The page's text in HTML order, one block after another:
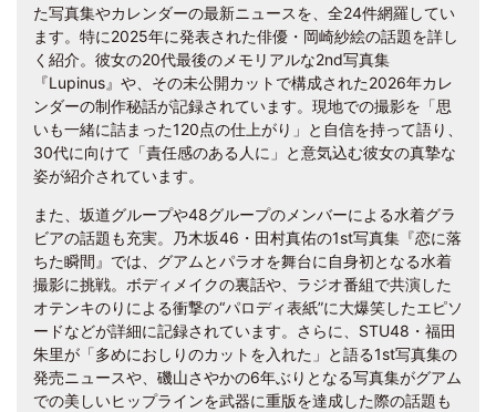
た写真集やカレンダーの最新ニュースを、全24件網羅してい
ます。特に2025年に発表された俳優・岡崎紗絵の話題を詳し
く紹介。彼女の20代最後のメモリアルな2nd写真集
『Lupinus』や、その未公開カットで構成された2026年カレ
ンダーの制作秘話が記録されています。現地での撮影を「思
いも一緒に詰まった120点の仕上がり」と自信を持って語り、
30代に向けて「責任感のある人に」と意気込む彼女の真摯な
姿が紹介されています。
また、坂道グループや48グループのメンバーによる水着グラ
ビアの話題も充実。乃木坂46・田村真佑の1st写真集『恋に落
ちた瞬間』では、グアムとパラオを舞台に自身初となる水着
撮影に挑戦。ボディメイクの裏話や、ラジオ番組で共演した
オテンキのりによる衝撃の“パロディ表紙”に大爆笑したエピソ
ードなどが詳細に記録されています。さらに、STU48・福田
朱里が「多めにおしりのカットを入れた」と語る1st写真集の
発売ニュースや、磯山さやかの6年ぶりとなる写真集がグアム
での美しいヒップラインを武器に重版を達成した際の話題も